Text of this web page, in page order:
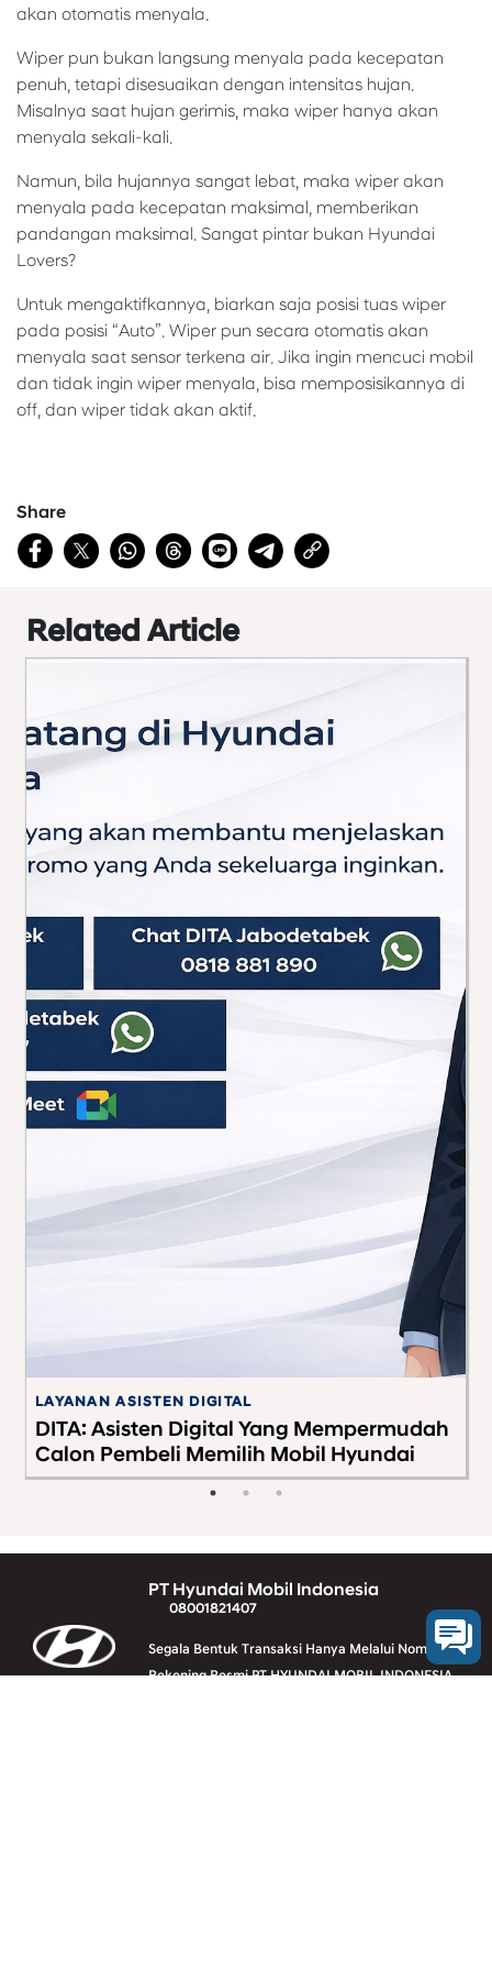
akan otomatis menyala.
Wiper pun bukan langsung menyala pada kecepatan
penuh, tetapi disesuaikan dengan intensitas hujan.
Misalnya saat hujan gerimis, maka wiper hanya akan
menyala sekali-kali.
Namun, bila hujannya sangat lebat, maka wiper akan
menyala pada kecepatan maksimal, memberikan
pandangan maksimal. Sangat pintar bukan Hyundai
Lovers?
Untuk mengaktifkannya, biarkan saja posisi tuas wiper
pada posisi “Auto”. Wiper pun secara otomatis akan
menyala saat sensor terkena air. Jika ingin mencuci mobil
dan tidak ingin wiper menyala, bisa memposisikannya di
off, dan wiper tidak akan aktif.
Share
Related Article
LAYANAN ASISTEN DIGITAL
DITA: Asisten Digital Yang Mempermudah
Calon Pembeli Memilih Mobil Hyundai
PT Hyundai Mobil Indonesia
08001821407
Segala Bentuk Transaksi Hanya Melalui Nomer
Rekening Resmi PT HYUNDAI MOBIL INDONESIA